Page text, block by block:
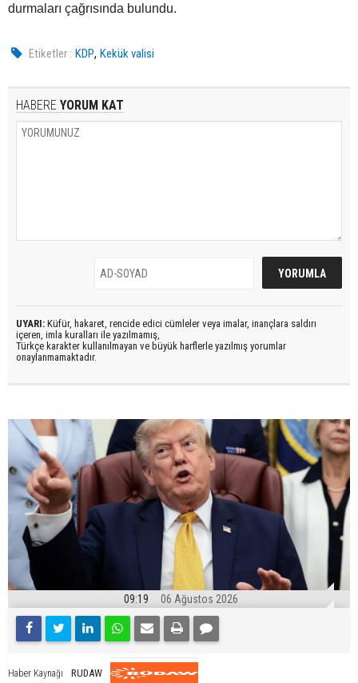
durmaları çağrısında bulundu.
Etiketler : KDP,Kekük valisi
HABERE YORUM KAT
UYARI: Küfür, hakaret, rencide edici cümleler veya imalar, inançlara saldırı
içeren, imla kuralları ile yazılmamış,
Türkçe karakter kullanılmayan ve büyük harflerle yazılmış yorumlar
onaylanmamaktadır.
09:19 06 Ağustos 2026
Haber Kaynağı RUDAW